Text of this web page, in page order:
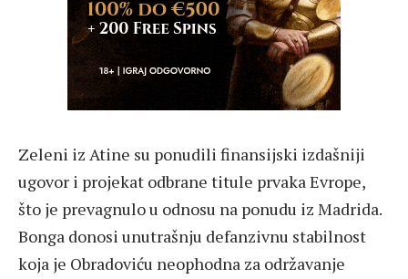
Zeleni iz Atine su ponudili finansijski izdašniji
ugovor i projekat odbrane titule prvaka Evrope,
što je prevagnulo u odnosu na ponudu iz Madrida.
Bonga donosi unutrašnju defanzivnu stabilnost
koja je Obradoviću neophodna za održavanje